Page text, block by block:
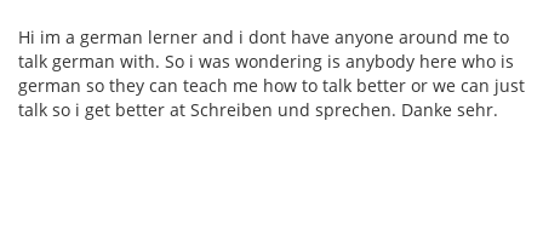
Hi im a german lerner and i dont have anyone around me to
talk german with. So i was wondering is anybody here who is
german so they can teach me how to talk better or we can just
talk so i get better at Schreiben und sprechen. Danke sehr.